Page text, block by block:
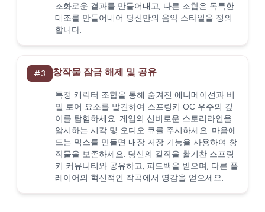
조화로운 결과를 만들어내고, 다른 조합은 독특한
대조를 만들어내어 당신만의 음악 스타일을 정의
합니다.
#3 창작물 잠금 해제 및 공유
특정 캐릭터 조합을 통해 숨겨진 애니메이션과 비
밀 로어 요소를 발견하여 스프링키 OC 우주의 깊
이를 탐험하세요. 게임의 신비로운 스토리라인을
암시하는 시각 및 오디오 큐를 주시하세요. 마음에
드는 믹스를 만들면 내장 저장 기능을 사용하여 창
작물을 보존하세요. 당신의 걸작을 활기찬 스프링
키 커뮤니티와 공유하고, 피드백을 받으며, 다른 플
레이어의 혁신적인 작곡에서 영감을 얻으세요.